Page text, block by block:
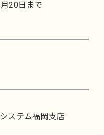
20日まで
ステム福岡支店